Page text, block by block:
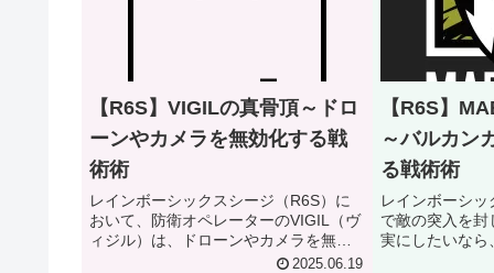
【R6S】VIGILの真骨頂～ドロ
ーンやカメラを無効化する戦
術術
レインボーシックスシージ（R6S）に
おいて、防衛オペレーターのVIGIL（ヴ
ィジル）は、ドローンやカメラを無効
化する独特なアビリティ「ERC-7」を
2025.06.19
【R6S】
～バルカン
る戦術術
レインボーシ
で敵の突入を
実にしたいなら